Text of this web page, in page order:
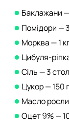
Баклажани
Помідори —
Морква — 1
Цибуля-
Сіль — 3
Цукор — 150
Масло
Оцет 9% —